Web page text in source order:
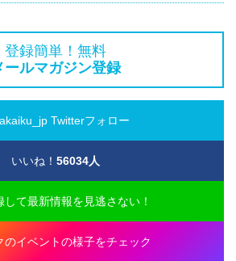
登録簡単！無料
ールマガジン登録
Twitterフォロー
いいね！ 56034人
して最新情報を見逃さない！
のイベントの様子をチェック